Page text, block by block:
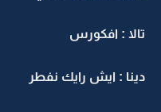
تالا : افكورس
دينا : ايش رايك نفطر